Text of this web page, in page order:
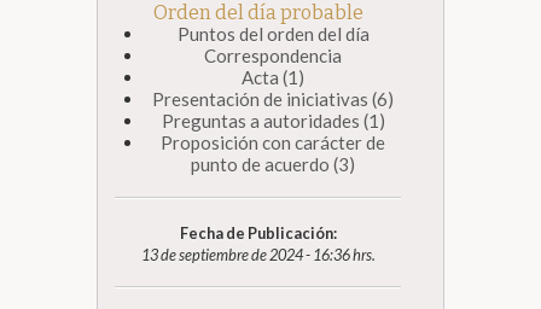
Orden del día probable
Puntos del orden del día
Correspondencia
Acta (1)
Presentación de iniciativas (6)
Preguntas a autoridades (1)
Proposición con carácter de
punto de acuerdo (3)
Fecha de Publicación:
13 de septiembre de 2024 - 16:36 hrs.